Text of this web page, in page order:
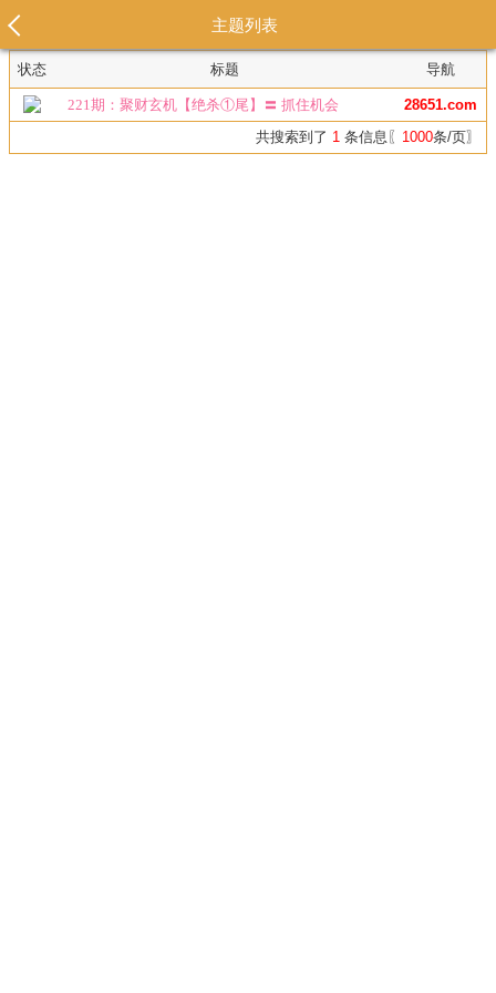
主题列表
状态 标题 导航
221期：聚财玄机【绝杀①尾】〓 抓住机会
28651.com
共搜索到了 1 条信息〖 1000条/页〗